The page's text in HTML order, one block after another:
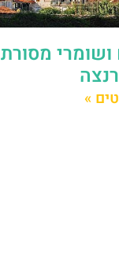
ושומרי מסורת
»